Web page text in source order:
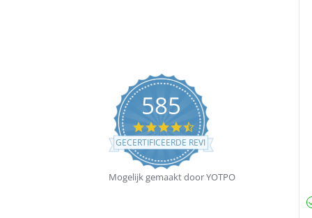
585
4.5
star
rating
GECERTIFICEERDE REVIEWS
Mogelijk gemaakt door YOTPO